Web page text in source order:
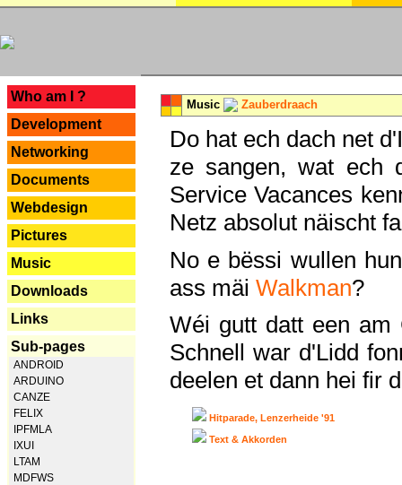
Who am I ?
Development
Networking
Documents
Webdesign
Pictures
Music
Downloads
Links
Sub-pages
ANDROID
ARDUINO
CANZE
FELIX
IPFMLA
IXUI
LTAM
MDFWS
Music Zauberdraach
Do hat ech dach net
ze sangen, wat ech
Service Vacances
Netz absolut näischt
No e bëssi wullen
ass mäi Walkman?
Wéi gutt datt een am
Schnell war d'Lidd
deelen et dann hei fir
Hitparade, Lenzerheide '91
Text & Akkorden